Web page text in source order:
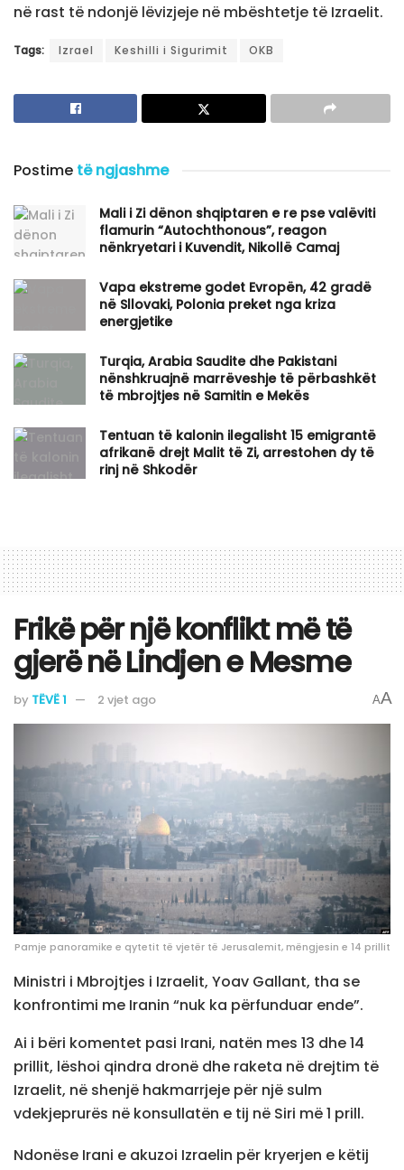
në rast të ndonjë lëvizjeje në mbështetje të Izraelit.
Tags: Izrael Keshilli i Sigurimit OKB
Postime të ngjashme
​Mali i Zi dënon shqiptaren e re pse valëviti
flamurin “Autochthonous”, reagon
nënkryetari i Kuvendit, Nikollë Camaj
Vapa ekstreme godet Evropën, 42 gradë
në Sllovaki, Polonia preket nga kriza
energjetike
Turqia, Arabia Saudite dhe Pakistani
nënshkruajnë marrëveshje të përbashkët
të mbrojtjes në Samitin e Mekës
Tentuan të kalonin ilegalisht 15 emigrantë
afrikanë drejt Malit të Zi, arrestohen dy të
rinj në Shkodër
Frikë për një konflikt më të
gjerë në Lindjen e Mesme
by TËVË 1 2 vjet ago AA
Pamje panoramike e qytetit të vjetër të Jerusalemit, mëngjesin e 14 prillit
Ministri i Mbrojtjes i Izraelit, Yoav Gallant, tha se
konfrontimi me Iranin “nuk ka përfunduar ende”.
Ai i bëri komentet pasi Irani, natën mes 13 dhe 14
prillit, lëshoi qindra dronë dhe raketa në drejtim të
Izraelit, në shenjë hakmarrjeje për një sulm
vdekjeprurës në konsullatën e tij në Siri më 1 prill.
Ndonëse Irani e akuzoi Izraelin për kryerjen e këtij